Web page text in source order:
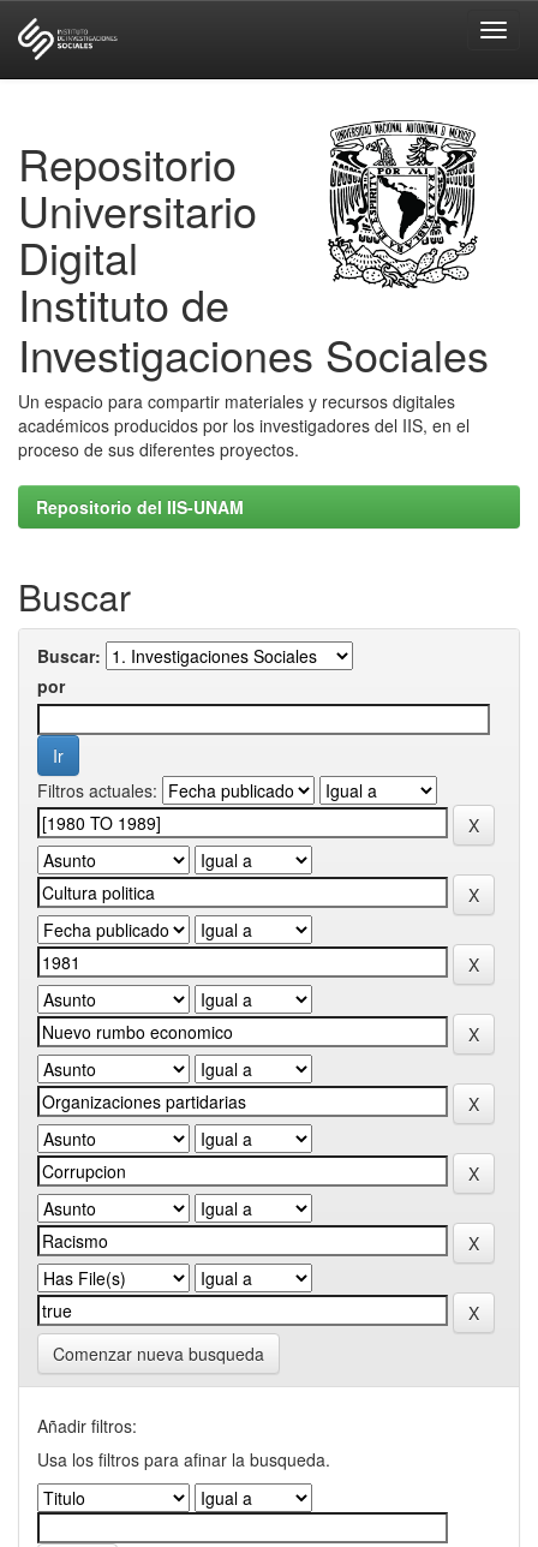
Repositorio
Universitario
Digital
Instituto de
Investigaciones Sociales
Un espacio para compartir materiales y recursos digitales
académicos producidos por los investigadores del IIS, en el
proceso de sus diferentes proyectos.
Repositorio del IIS-UNAM
Buscar
Buscar:
por
Filtros actuales:
Comenzar nueva busqueda
Añadir filtros:
Usa los filtros para afinar la busqueda.